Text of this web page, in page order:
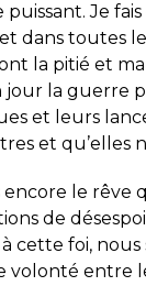
puissant. Je
et dans toutes
la pitié et
jour la guerre
et leurs
et qu’elles
encore le rêve
de
cette foi,
volonté entre